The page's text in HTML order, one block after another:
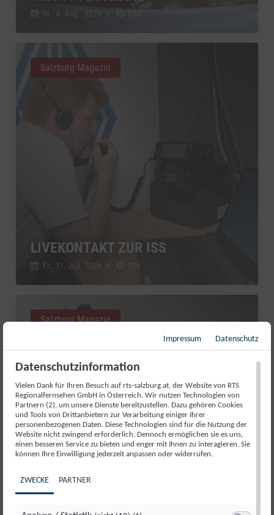
Di., 4. Aug.. 2026
LIVEKONTAKT ZUR ISS
Fr., 31. Juli. 2026
Salzburg Magazin
GUT AIDERBICHL: LIEBLINGSTIER
JULI 2026
Salzburg Magazin
Impressum Datenschutz
Datenschutzinformation
Vielen Dank für Ihren Besuch auf rts-salzburg.at, der Website von RTS
Regionalfernsehen GmbH in Österreich. Wir nutzen Technologien von
Partnern (2), um unsere Dienste bereitzustellen. Dazu gehören Cookies
und Tools von Drittanbietern zur Verarbeitung einiger Ihrer
personenbezogenen Daten. Diese Technologien sind für die Nutzung der
Website nicht zwingend erforderlich. Dennoch ermöglichen sie es uns,
einen besseren Service zu bieten und enger mit Ihnen zu interagieren. Sie
können Ihre Einwilligung jederzeit anpassen oder widerrufen.
ZWECKE PARTNER